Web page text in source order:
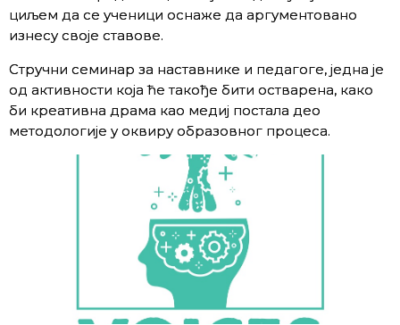
циљем да се ученици оснаже да аргументовано
изнесу своје ставове.
Стручни семинар за наставнике и педагоге, једна је
од активности која ће такође бити остварена, како
би креативна драма као медиј постала део
методологије у оквиру образовног процеса.